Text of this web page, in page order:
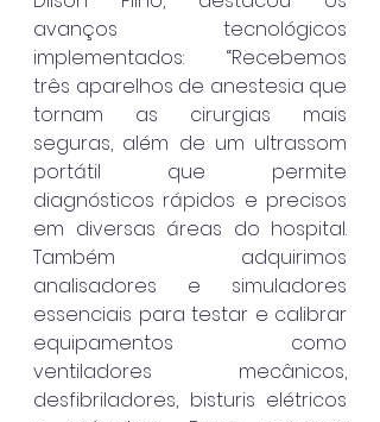
avanços tecnológicos
implementados: “Recebemos
três aparelhos de anestesia que
tornam as cirurgias mais
seguras, além de um ultrassom
portátil que permite
diagnósticos rápidos e precisos
em diversas áreas do hospital.
Também adquirimos
analisadores e simuladores
essenciais para testar e calibrar
equipamentos como
ventiladores mecânicos,
desfibriladores, bisturis elétricos